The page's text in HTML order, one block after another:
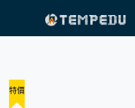
特價